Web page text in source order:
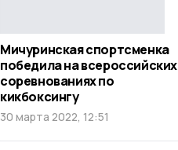
Мичуринская спортсменка
победила на всероссийских
соревнованиях по
кикбоксингу
30 марта 2022, 12:51